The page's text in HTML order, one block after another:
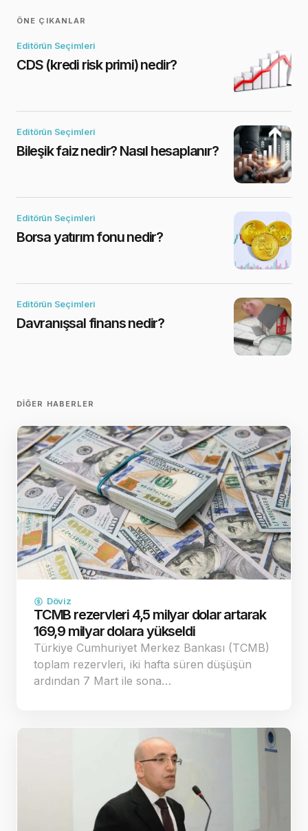
ÖNE ÇIKANLAR
Editörün Seçimleri
CDS (kredi risk primi) nedir?
Editörün Seçimleri
Bileşik faiz nedir? Nasıl hesaplanır?
Editörün Seçimleri
Borsa yatırım fonu nedir?
Editörün Seçimleri
Davranışsal finans nedir?
DIĞER HABERLER
Döviz
TCMB rezervleri 4,5 milyar dolar artarak
169,9 milyar dolara yükseldi
Türkiye Cumhuriyet Merkez Bankası (TCMB)
toplam rezervleri, iki hafta süren düşüşün
ardından 7 Mart ile sona…